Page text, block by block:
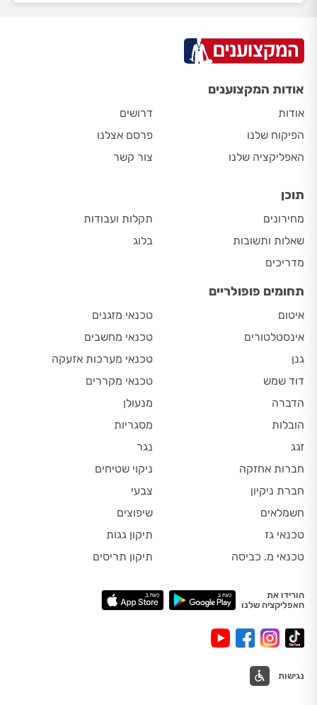
אודות המקצוענים
אודות
הפיקוח שלנו
האפליקציה שלנו
דרושים
פרסם אצלנו
צור קשר
תוכן
מחירונים
שאלות ותשובות
מדריכים
תקלות ועבודות
בלוג
תחומים פופולריים
איטום
אינסטלטורים
גנן
דוד שמש
הדברה
הובלות
זגג
חברות אחזקה
חברת ניקיון
חשמלאים
טכנאי גז
טכנאי מ. כביסה
טכנאי מזגנים
טכנאי מחשבים
טכנאי מערכות אזעקה
טכנאי מקררים
מנעולן
מסגריות
נגר
ניקוי שטיחים
צבעי
שיפוצים
תיקון גגות
תיקון תריסים
הורידו את
האפליקציה שלנו
נגישות